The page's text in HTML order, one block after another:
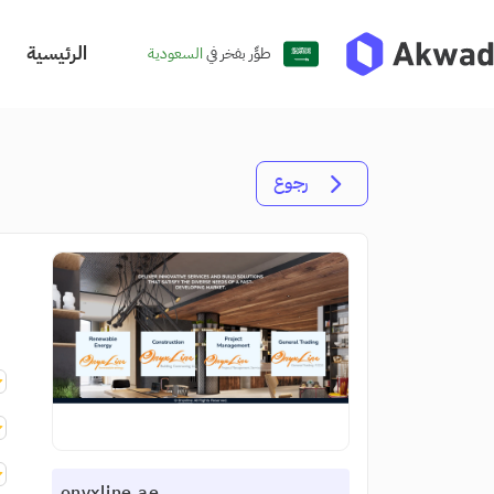
طوِّر بفخر فيالسعودية الرئيسية
رجوع